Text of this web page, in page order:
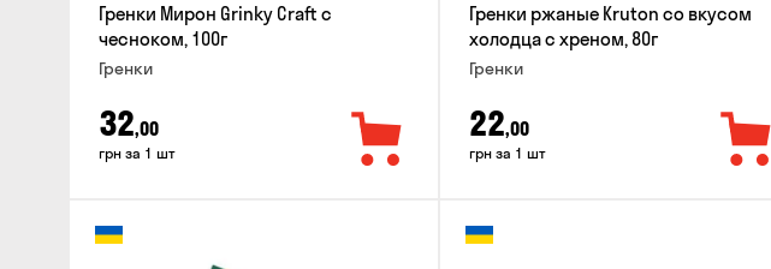
Гренки Мирон Grinky Craft с
чесноком, 100г
Гренки
32,00
грн за 1 шт
Гренки ржаные Kruton со вкусом
холодца с хреном, 80г
Гренки
22,00
грн за 1 шт